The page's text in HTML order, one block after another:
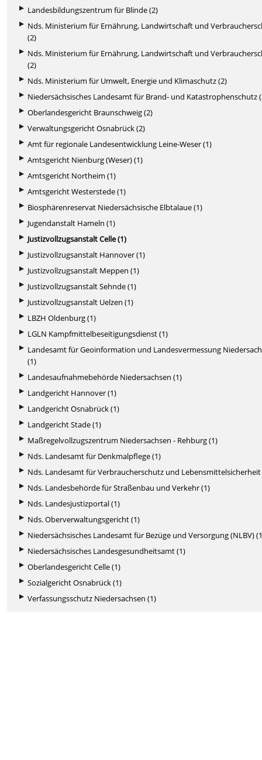
Landesbildungszentrum für Blinde (2)
Nds. Ministerium für Ernährung, Landwirtschaft und
(2)
Nds. Ministerium für Ernährung, Landwirtschaft und
(2)
Nds. Ministerium für Umwelt, Energie und Klimaschutz (2)
Niedersächsisches Landesamt für Brand- und Katastrophenschutz
Oberlandesgericht Braunschweig (2)
Verwaltungsgericht Osnabrück (2)
Amt für regionale Landesentwicklung Leine-Weser (1)
Amtsgericht Nienburg (Weser) (1)
Amtsgericht Northeim (1)
Amtsgericht Westerstede (1)
Biosphärenreservat Niedersächsische Elbtalaue (1)
Jugendanstalt Hameln (1)
Justizvollzugsanstalt Celle (1)
Justizvollzugsanstalt Hannover (1)
Justizvollzugsanstalt Meppen (1)
Justizvollzugsanstalt Sehnde (1)
Justizvollzugsanstalt Uelzen (1)
LBZH Oldenburg (1)
LGLN Kampfmittelbeseitigungsdienst (1)
Landesamt für Geoinformation und Landesvermessung
(1)
Landesaufnahmebehörde Niedersachsen (1)
Landgericht Hannover (1)
Landgericht Osnabrück (1)
Landgericht Stade (1)
Maßregelvollzugszentrum Niedersachsen - Rehburg (1)
Nds. Landesamt für Denkmalpflege (1)
Nds. Landesamt für Verbraucherschutz und Lebensmittelsicherheit
Nds. Landesbehörde für Straßenbau und Verkehr (1)
Nds. Landesjustizportal (1)
Nds. Oberverwaltungsgericht (1)
Niedersächsisches Landesamt für Bezüge und Versorgung (NLBV)
Niedersächsisches Landesgesundheitsamt (1)
Oberlandesgericht Celle (1)
Sozialgericht Osnabrück (1)
Verfassungsschutz Niedersachsen (1)